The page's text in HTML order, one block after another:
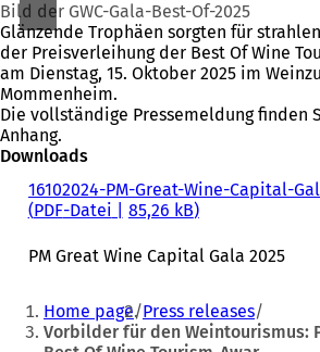
Bild der GWC-Gala-Best-Of-2025
Glänzende Trophäen sorgten für
der Preisverleihung der Best Of Wine
am Dienstag, 15. Oktober 2025 im
Mommenheim.
Die vollständige Pressemeldung finden
Anhang.
Downloads
16102024-PM-Great-Wine-Capital-
PDF-Datei 85,26 kB
PM Great Wine Capital Gala 2025
Sie
befinden
Home page Press releases
Vorbilder für den Weintourismus: